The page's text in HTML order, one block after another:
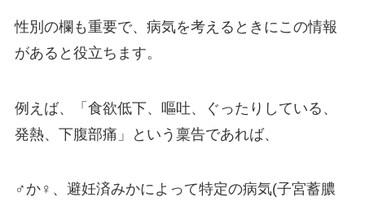
性別の欄も重要で、病気を考えるときにこの情報
があると役立ちます。
例えば、「食欲低下、嘔吐、ぐったりしている、
発熱、下腹部痛」という稟告であれば、
♂か♀、避妊済みかによって特定の病気(子宮蓄膿